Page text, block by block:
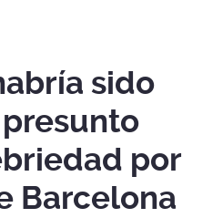
sido
por
Barcelona